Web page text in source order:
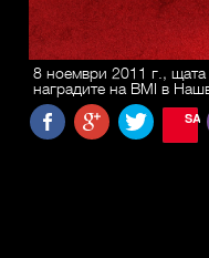
8 ноември 2011 г.,
наградите на BMI в
SAVE